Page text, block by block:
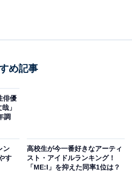
うる星やつら』（フジテレビ系
映画『ザ・スーパーマリオブラ
クターを演じています。声優と
俳優、タレントとしてテレビド
舞台に出演するなど幅広く活躍
め記事
俳優
」
調
ン
す
高校生が今一番好きなアーティ
スト・アイドルランキング！
「ME:I」を抑えた同率1位は？